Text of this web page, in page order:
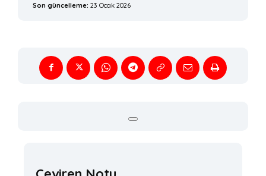
Son güncelleme: 23 Ocak 2026